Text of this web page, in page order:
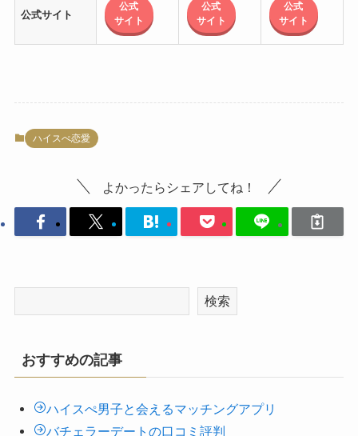
公式サイト
公式
サイト
公式
サイト
公式
サイト
ハイスぺ恋愛
よかったらシェアしてね！
検索
おすすめの記事
ハイスぺ男子と会えるマッチングアプリ
バチェラーデートの口コミ評判